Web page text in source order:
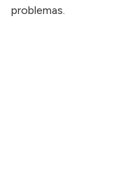
problemas.